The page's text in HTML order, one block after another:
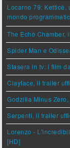
Locarno 79: Ketticè,
mondo
The Echo Chamber,
Spider Man e
Stasera in tv: i film
Clayface, il trailer
Godzilla Minus
Serpenti, il trailer
Lorenzo -
[HD]